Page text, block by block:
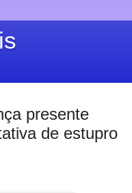
presente
de estupro